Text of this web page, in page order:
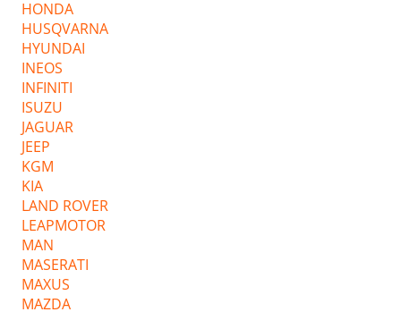
HONDA
HUSQVARNA
HYUNDAI
INEOS
INFINITI
ISUZU
JAGUAR
JEEP
KGM
KIA
LAND ROVER
LEAPMOTOR
MAN
MASERATI
MAXUS
MAZDA